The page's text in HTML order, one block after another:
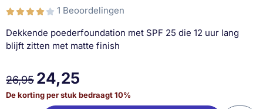
1 Beoordelingen
Dekkende poederfoundation met SPF 25 die 12 uur lang
blijft zitten met matte finish
26,95 24,25
De korting per stuk bedraagt10%